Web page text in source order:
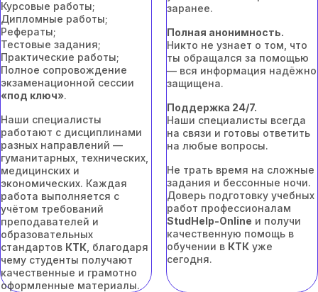
Курсовые работы;
Дипломные работы;
Рефераты;
Тестовые задания;
Практические работы;
Полное сопровождение
экзаменационной сессии
«под ключ».
Наши специалисты
работают с дисциплинами
разных направлений —
гуманитарных, технических,
медицинских и
экономических. Каждая
работа выполняется с
учётом требований
преподавателей и
образовательных
стандартов КТК , благодаря
чему студенты получают
качественные и грамотно
оформленные материалы.
заранее.
Полная анонимность.
Никто не узнает о том, что
ты обращался за помощью
— вся информация надёжно
защищена.
Поддержка 24/7.
Наши специалисты всегда
на связи и готовы ответить
на любые вопросы.
Не трать время на сложные
задания и бессонные ночи.
Доверь подготовку учебных
работ профессионалам
StudHelp-Online и получи
качественную помощь в
обучении в КТК уже
сегодня.